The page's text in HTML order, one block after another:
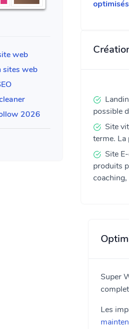
web
sites web
2026
possible
Site
terme. La
Site
produits
Super
Les